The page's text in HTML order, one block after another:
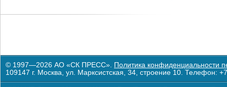
© 1997—2026 АО «СК ПРЕСС». Политика конфиденциальности
109147 г. Москва, ул. Марксистская, 34, строение 10. Телефон: